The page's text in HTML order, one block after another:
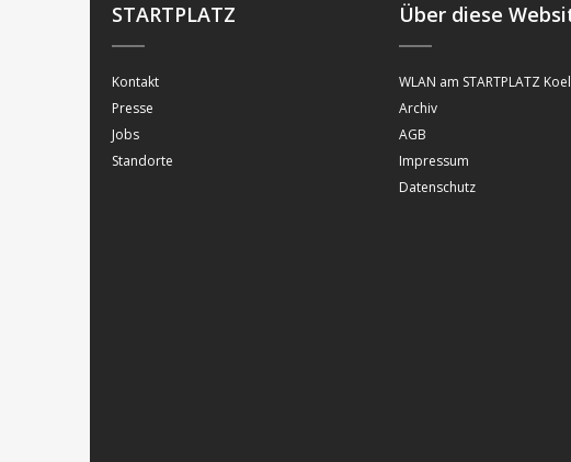
STARTPLATZ
Kontakt
Presse
Jobs
Standorte
Über diese
WLAN am STARTPLATZ
Archiv
AGB
Impressum
Datenschutz